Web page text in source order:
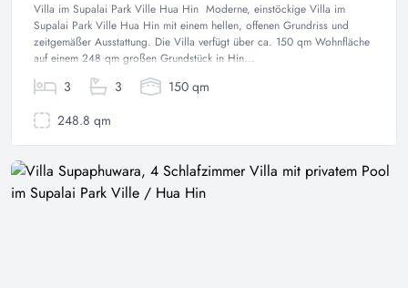
Villa im Supalai Park Ville Hua Hin Moderne, einstöckige Villa im
Supalai Park Ville Hua Hin mit einem hellen, offenen Grundriss und
zeitgemäßer Ausstattung. Die Villa verfügt über ca. 150 qm Wohnfläche
auf einem 248 qm großen Grundstück in Hin...
3 3
150 qm
248.8 qm